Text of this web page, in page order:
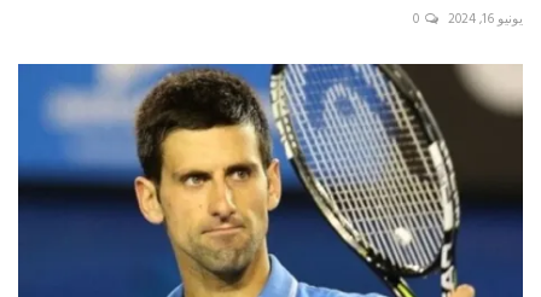
يونيو 16, 2024 0